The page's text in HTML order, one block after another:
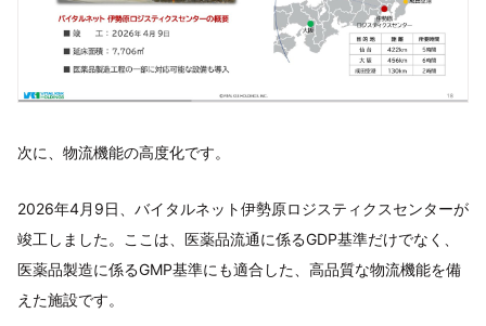
次に、物流機能の高度化です。
2026年4月9日、バイタルネット伊勢原ロジスティクスセンターが
竣工しました。ここは、医薬品流通に係るGDP基準だけでなく、
医薬品製造に係るGMP基準にも適合した、高品質な物流機能を備
えた施設です。